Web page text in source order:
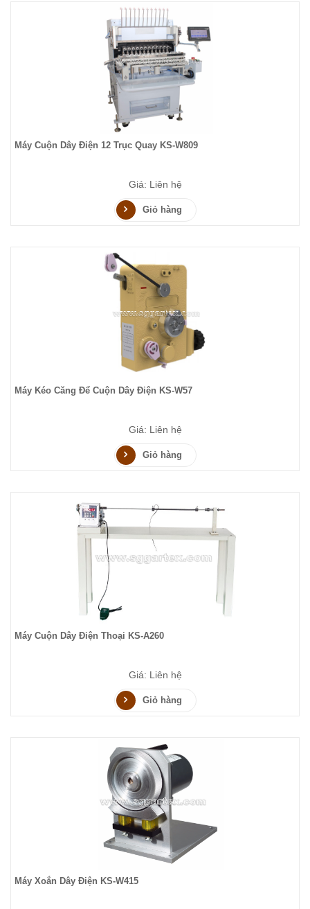
Máy Cuộn Dây Điện 12 Trục Quay KS-W809
Giá: Liên hệ
Giỏ hàng
Máy Kéo Căng Để Cuộn Dây Điện KS-W57
Giá: Liên hệ
Giỏ hàng
Máy Cuộn Dây Điện Thoại KS-A260
Giá: Liên hệ
Giỏ hàng
Máy Xoắn Dây Điện KS-W415